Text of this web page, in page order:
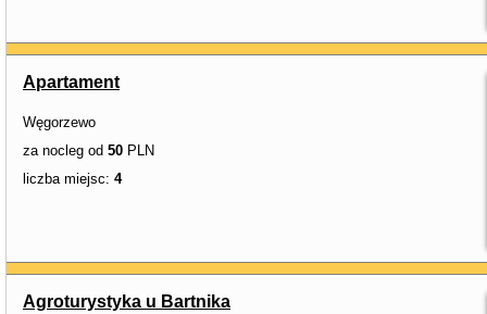
Apartament
Węgorzewo
za nocleg od 50 PLN
liczba miejsc: 4
Agroturystyka u Bartnika